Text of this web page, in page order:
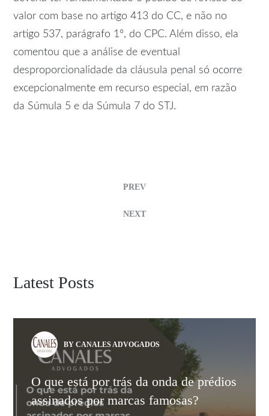
valor com base no artigo 413 do CC, e não no
artigo 537, parágrafo 1º, do CPC. Além disso, ela
comentou que a análise de eventual
desproporcionalidade da cláusula penal só ocorre
excepcionalmente em recurso especial , em razão
da Súmula 5 e da Súmula 7 do STJ.
PREV
NEXT
Latest Posts
BY CANALES ADVOGADOS
O que está por trás da onda de prédios
assinados por marcas famosas?